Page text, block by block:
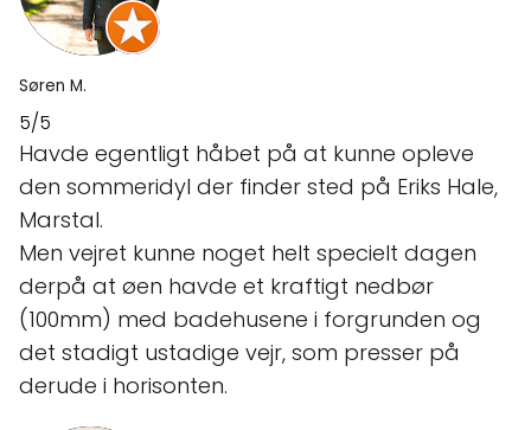
Søren M.
5/5
Havde egentligt håbet på at kunne opleve
den sommeridyl der finder sted på Eriks Hale,
Marstal.
Men vejret kunne noget helt specielt dagen
derpå at øen havde et kraftigt nedbør
(100mm) med badehusene i forgrunden og
det stadigt ustadige vejr, som presser på
derude i horisonten.